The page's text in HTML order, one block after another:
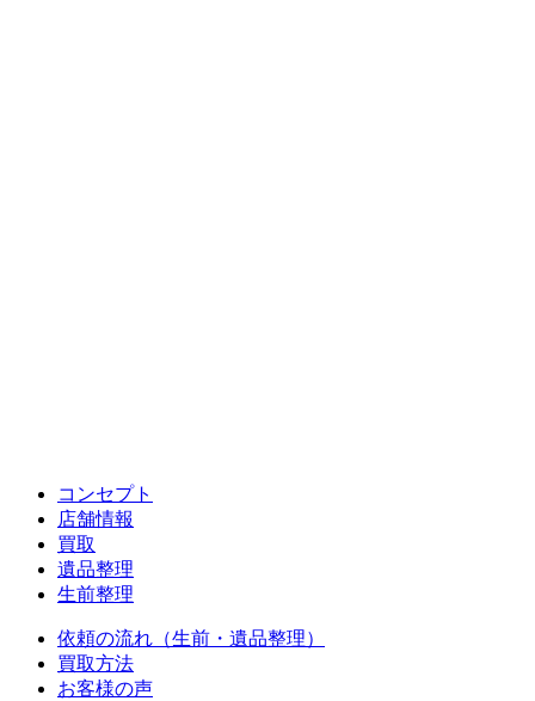
コンセプト
店舗情報
買取
遺品整理
生前整理
依頼の流れ（生前・遺品整理）
買取方法
お客様の声